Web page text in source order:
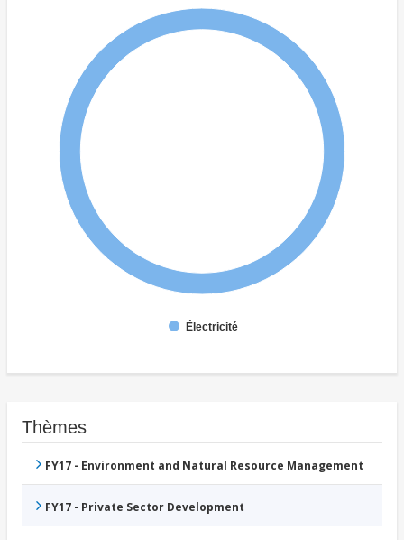
Électricité
Thèmes
FY17 - Environment and Natural Resource Management
FY17 - Private Sector Development